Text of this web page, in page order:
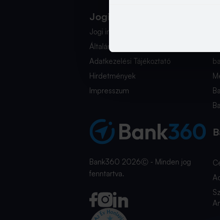
Jogi Dokumentumok
Jogi információk
Általános Szerződési Feltételek
Adatkezelési Tájékoztató
Hirdetmények
Impresszum
Bank360 2026Ⓒ - Minden jog
fenntartva.